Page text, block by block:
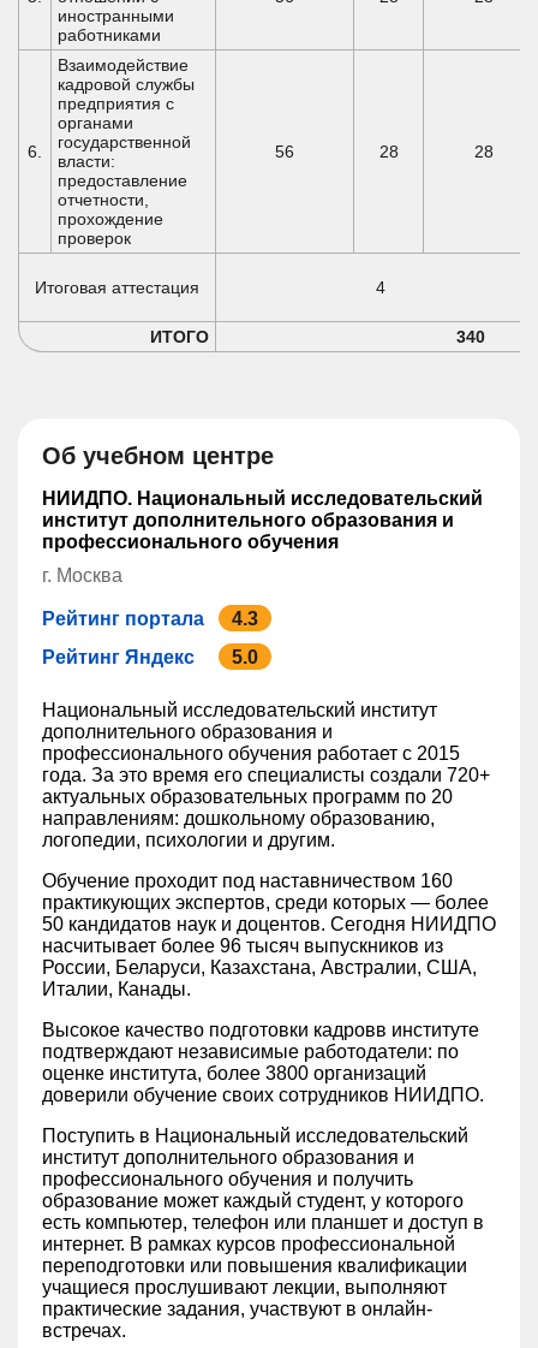
иностранными
работниками
6.
Взаимодействие
кадровой службы
предприятия с
органами
государственной
власти:
предоставление
отчетности,
прохождение
проверок
56 28 28
Итоговая аттестация 4
ИТОГО 340
Об учебном центре
НИИДПО. Национальный исследовательский
институт дополнительного образования и
профессионального обучения
г. Москва
Рейтинг портала
4.3
Рейтинг Яндекс
5.0
Национальный исследовательский институт
дополнительного образования и
профессионального обучения работает с 2015
года. За это время его специалисты создали 720+
актуальных образовательных программ по 20
направлениям: дошкольному образованию,
логопедии, психологии и другим.
Обучение проходит под наставничеством 160
практикующих экспертов, среди которых — более
50 кандидатов наук и доцентов. Сегодня НИИДПО
насчитывает более 96 тысяч выпускников из
России, Беларуси, Казахстана, Австралии, США,
Италии, Канады.
Высокое качество подготовки кадровв институте
подтверждают независимые работодатели: по
оценке института, более 3800 организаций
доверили обучение своих сотрудников НИИДПО.
Поступить в Национальный исследовательский
институт дополнительного образования и
профессионального обучения и получить
образование может каждый студент, у которого
есть компьютер, телефон или планшет и доступ в
интернет. В рамках курсов профессиональной
переподготовки или повышения квалификации
учащиеся прослушивают лекции, выполняют
практические задания, участвуют в онлайн-
встречах.